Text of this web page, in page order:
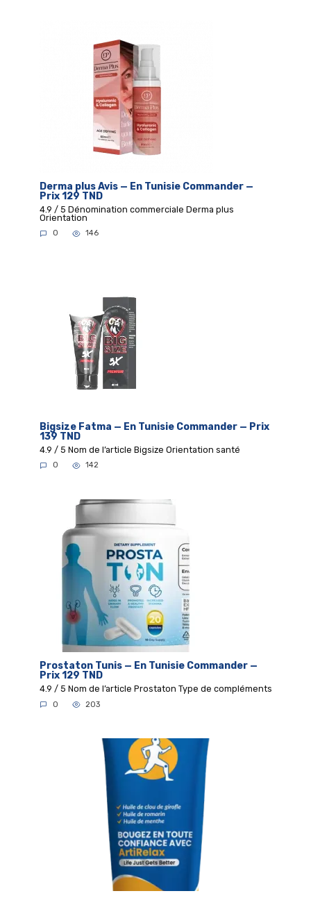
Derma plus Avis — En Tunisie Commander —
Prix 129 TND
4.9 / 5 Dénomination commerciale Derma plus
Orientation
0 146
Bigsize Fatma — En Tunisie Commander — Prix
139 TND
4.9 / 5 Nom de l’article Bigsize Orientation santé
0 142
Prostaton Tunis — En Tunisie Commander —
Prix 129 TND
4.9 / 5 Nom de l’article Prostaton Type de compléments
0 203